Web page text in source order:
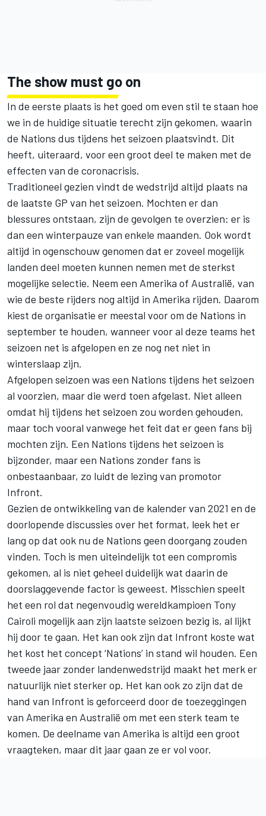
The show must go on
In de eerste plaats is het goed om even stil te staan hoe
we in de huidige situatie terecht zijn gekomen, waarin
de Nations dus tijdens het seizoen plaatsvindt. Dit
heeft, uiteraard, voor een groot deel te maken met de
effecten van de coronacrisis.
Traditioneel gezien vindt de wedstrijd altijd plaats na
de laatste GP van het seizoen. Mochten er dan
blessures ontstaan, zijn de gevolgen te overzien: er is
dan een winterpauze van enkele maanden. Ook wordt
altijd in ogenschouw genomen dat er zoveel mogelijk
landen deel moeten kunnen nemen met de sterkst
mogelijke selectie. Neem een Amerika of Australië, van
wie de beste rijders nog altijd in Amerika rijden. Daarom
kiest de organisatie er meestal voor om de Nations in
september te houden, wanneer voor al deze teams het
seizoen net is afgelopen en ze nog net niet in
winterslaap zijn.
Afgelopen seizoen was een Nations tijdens het seizoen
al voorzien, maar die werd toen afgelast. Niet alleen
omdat hij tijdens het seizoen zou worden gehouden,
maar toch vooral vanwege het feit dat er geen fans bij
mochten zijn. Een Nations tijdens het seizoen is
bijzonder, maar een Nations zonder fans is
onbestaanbaar, zo luidt de lezing van promotor
Infront.
Gezien de ontwikkeling van de kalender van 2021 en de
doorlopende discussies over het format, leek het er
lang op dat ook nu de Nations geen doorgang zouden
vinden. Toch is men uiteindelijk tot een compromis
gekomen, al is niet geheel duidelijk wat daarin de
doorslaggevende factor is geweest. Misschien speelt
het een rol dat negenvoudig wereldkampioen Tony
Cairoli mogelijk aan zijn laatste seizoen bezig is, al lijkt
hij door te gaan. Het kan ook zijn dat Infront koste wat
het kost het concept ‘Nations’ in stand wil houden. Een
tweede jaar zonder landenwedstrijd maakt het merk er
natuurlijk niet sterker op. Het kan ook zo zijn dat de
hand van Infront is geforceerd door de toezeggingen
van Amerika en Australië om met een sterk team te
komen. De deelname van Amerika is altijd een groot
vraagteken, maar dit jaar gaan ze er vol voor.